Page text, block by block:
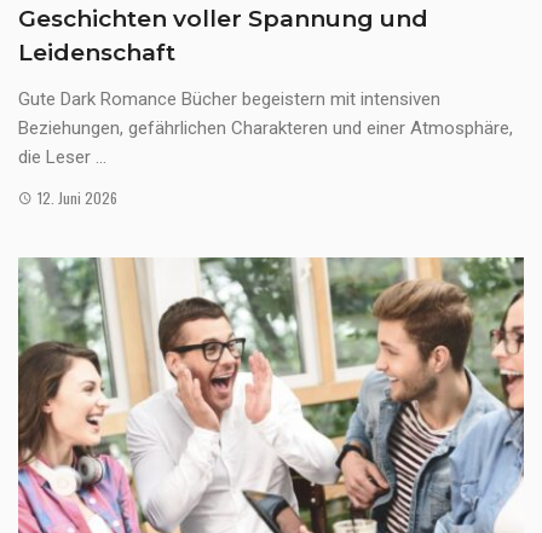
Geschichten voller Spannung und
Leidenschaft
Gute Dark Romance Bücher begeistern mit intensiven
Beziehungen, gefährlichen Charakteren und einer Atmosphäre,
die Leser ...
12. Juni 2026